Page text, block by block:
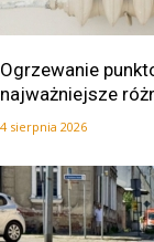
Ogrzewanie
najważniejsze
4 sierpnia 2026